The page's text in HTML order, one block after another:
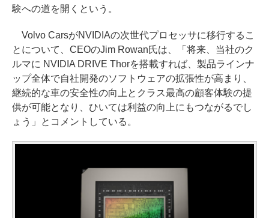
験への道を開くという。
Volvo CarsがNVIDIAの次世代プロセッサに移行するこ
とについて、CEOのJim Rowan氏は、「将来、当社のク
ルマに NVIDIA DRIVE Thorを搭載すれば、製品ラインナ
ップ全体で自社開発のソフトウェアの拡張性が高まり、
継続的な車の安全性の向上とクラス最高の顧客体験の提
供が可能となり、ひいては利益の向上にもつながるでし
ょう」とコメントしている。